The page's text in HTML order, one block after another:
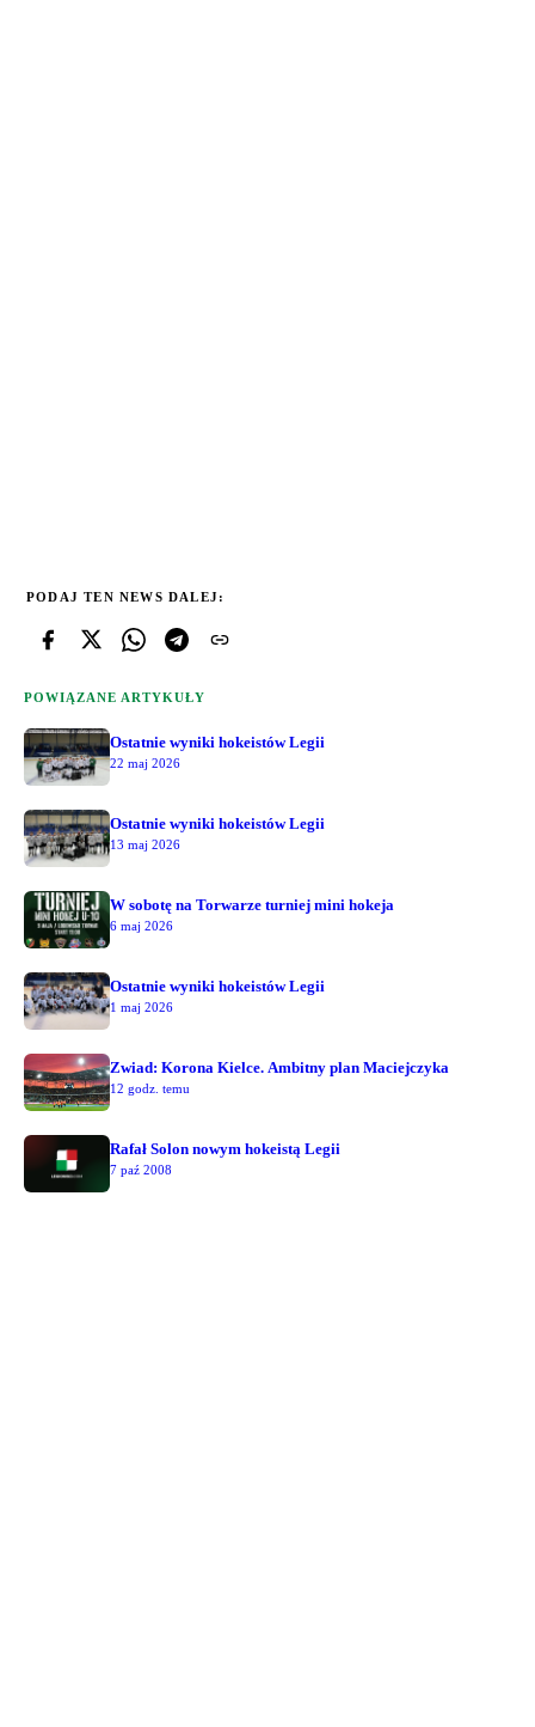
PODAJ TEN NEWS DALEJ:
POWIĄZANE ARTYKUŁY
Ostatnie wyniki hokeistów Legii
22 maj 2026
Ostatnie wyniki hokeistów Legii
13 maj 2026
W sobotę na Torwarze turniej mini hokeja
6 maj 2026
Ostatnie wyniki hokeistów Legii
1 maj 2026
Zwiad: Korona Kielce. Ambitny plan Maciejczyka
12 godz. temu
Rafał Solon nowym hokeistą Legii
7 paź 2008